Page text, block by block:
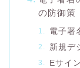
の防御策
電子署
新規デ
Eサイ